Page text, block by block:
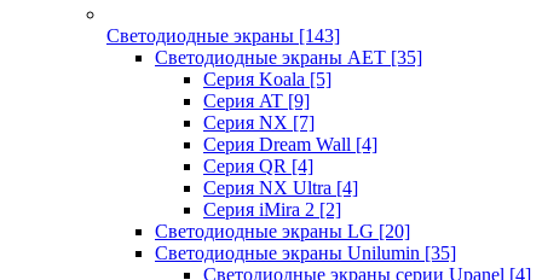
Светодиодные экраны [143]
Светодиодные экраны AET [35]
Cерия Koala [5]
Серия AT [9]
Серия NX [7]
Серия Dream Wall [4]
Серия QR [4]
Серия NX Ultra [4]
Серия iMira 2 [2]
Светодиодные экраны LG [20]
Светодиодные экраны Unilumin [35]
Светодиодные экраны серии Upanel [4]